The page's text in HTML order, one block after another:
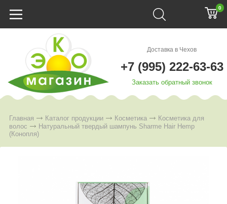
0
Доставка в Чехов
+7 (995) 222-63-63
Заказать обратный звонок
Главная Каталог продукции Косметика
Косметика для
волос
Натуральный твердый шампунь Sharme Hair Hemp
(Конопля)